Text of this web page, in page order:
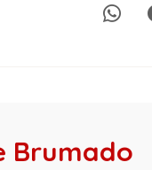
Brumado